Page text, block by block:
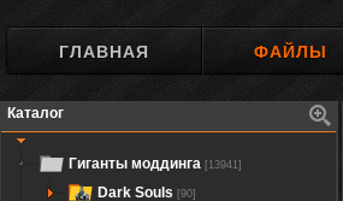
ГЛАВНАЯ ФАЙЛЫ
Каталог
Гиганты моддинга [13941]
Dark Souls [90]